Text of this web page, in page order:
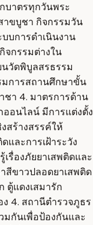
บาตรทุกวันพระ
าขบูชา กิจกรรมวัน
บการดำเนินงาน
จกรรมต่างใน
นวัดพิบูลสรธรรม
มการสถานศึกษาขั้น
า 4. มาตรการด้าน
ออนไลน์ มีการแต่งตั้ง
สร้างสรรค์ให้
ละการเฝ้าระวัง
รื่องภัยยาเสพติดและ
สีขาวปลอดยาเสพติด
ตู้แดงเสมารัก
4. สถานีตำรวจภูธร
มกันเพื่อป้องกันและ